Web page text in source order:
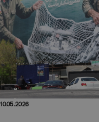
10.05.2026